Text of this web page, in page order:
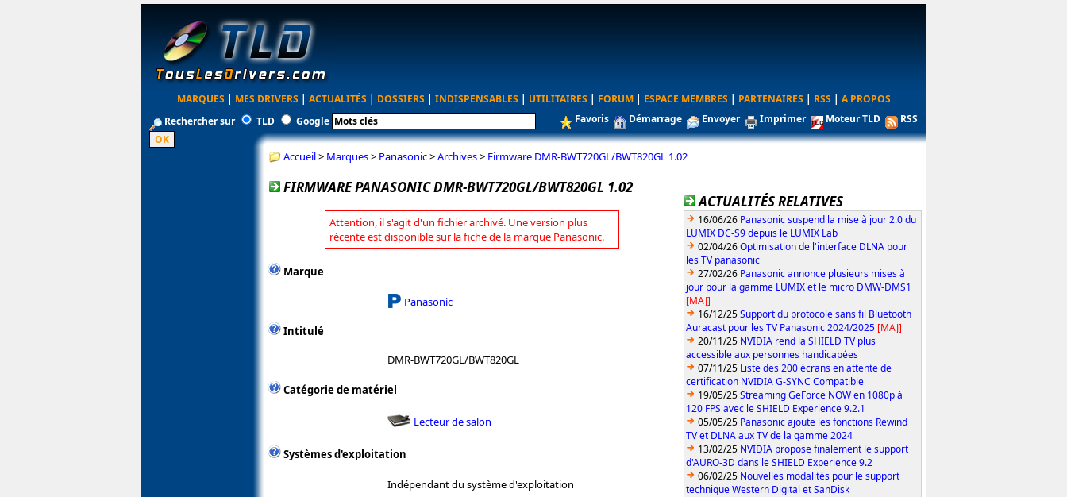
MARQUES | MES DRIVERS | ACTUALITÉS | DOSSIERS | INDISPENSABLES | UTILITAIRES | FORUM | ESPACE MEMBRES | PARTENAIRES | RSS | A PROPOS
Rechercher sur
TLD Google Favoris Démarrage Envoyer Imprimer Moteur TLD RSS
Accueil> Marques> Panasonic>Archives> Firmware DMR-BWT720GL/BWT820GL 1.02
FIRMWARE PANASONIC DMR-BWT720GL/BWT820GL 1.02
Attention, il s'agit d'un fichier archivé. Une version plus
récente est disponible sur la fiche de la marque Panasonic.
Marque
Panasonic
Intitulé
DMR-BWT720GL/BWT820GL
Catégorie de matériel
Lecteur de salon
Systèmes d'exploitation
Indépendant du système d'exploitation
ACTUALITÉS RELATIVES
16/06/26 Panasonic suspend la mise à jour 2.0 du
LUMIX DC-S9 depuis le LUMIX Lab
02/04/26Optimisation de l'interface DLNA pour
les TV panasonic
27/02/26 Panasonic annonce plusieurs mises à
jour pour la gamme LUMIX et le micro DMW-DMS1
[MAJ]
16/12/25Support du protocole sans fil Bluetooth
Auracast pour les TV Panasonic 2024/2025 [MAJ]
20/11/25 NVIDIA rend la SHIELD TV plus
accessible aux personnes handicapées
07/11/25 Liste des 200 écrans en attente de
certification NVIDIA G-SYNC Compatible
19/05/25Streaming GeForce NOW en 1080p à
120 FPS avec le SHIELD Experience 9.2.1
05/05/25 Panasonic ajoute les fonctions Rewind
TV et DLNA aux TV de la gamme 2024
13/02/25 NVIDIA propose finalement le support
d'AURO-3D dans le SHIELD Experience 9.2
06/02/25 Nouvelles modalités pour le support
technique Western Digital et SanDisk